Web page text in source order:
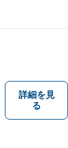
詳細を見
る